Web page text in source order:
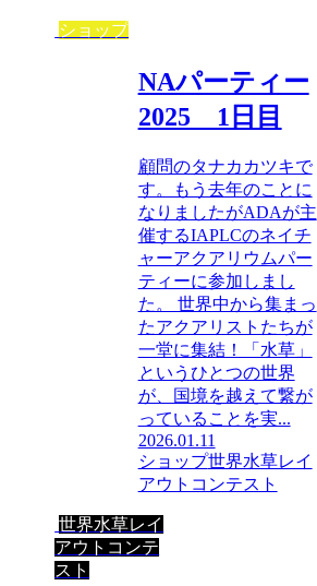
ショップ
NAパーティー
2025 1日目
顧問のタナカカツキで
す。もう去年のことに
なりましたがADAが主
催するIAPLCのネイチ
ャーアクアリウムパー
ティーに参加しまし
た。 世界中から集まっ
たアクアリストたちが
一堂に集結！「水草」
というひとつの世界
が、国境を越えて繋が
っていることを実...
2026.01.11
ショップ世界水草レイ
アウトコンテスト
世界水草レイ
アウトコンテ
スト